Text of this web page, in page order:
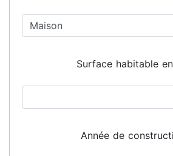
Surface habitable
Année de